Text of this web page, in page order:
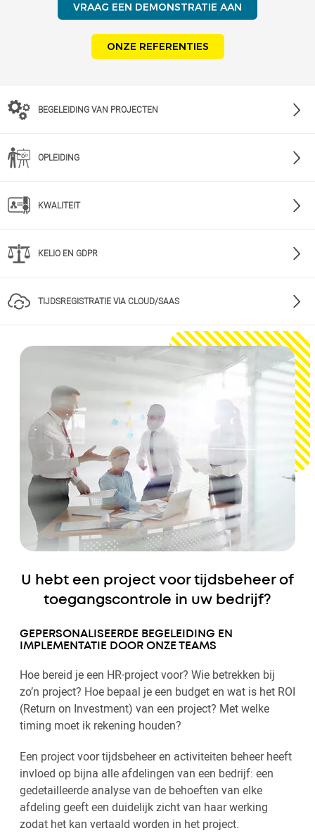
VRAAG EEN DEMONSTRATIE AAN
ONZE REFERENTIES
BEGELEIDING VAN PROJECTEN
OPLEIDING
KWALITEIT
KELIO EN GDPR
TIJDSREGISTRATIE VIA CLOUD/SAAS
U hebt een project voor tijdsbeheer of
toegangscontrole in uw bedrijf?
GEPERSONALISEERDE BEGELEIDING EN
IMPLEMENTATIE DOOR ONZE TEAMS
Hoe bereid je een HR-project voor? Wie betrekken bij
zo’n project? Hoe bepaal je een budget en wat is het ROI
(Return on Investment) van een project? Met welke
timing moet ik rekening houden?
Een project voor tijdsbeheer en activiteiten beheer heeft
invloed op bijna alle afdelingen van een bedrijf: een
gedetailleerde analyse van de behoeften van elke
afdeling geeft een duidelijk zicht van haar werking
zodat het kan vertaald worden in het project.